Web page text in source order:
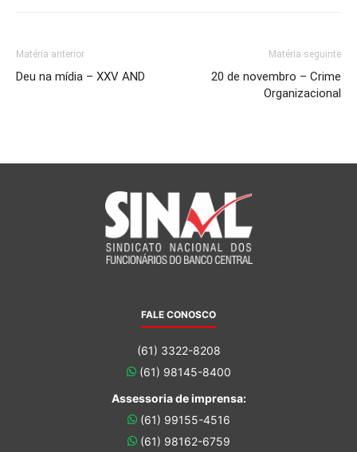
Matéria anterior
Deu na mídia – XXV AND
Matéria seguinte
20 de novembro – Crime
Organizacional
FALE CONOSCO
(61) 3322-8208
(61) 98145-8400
Assessoria de imprensa:
(61) 99155-4516
(61) 98162-6759